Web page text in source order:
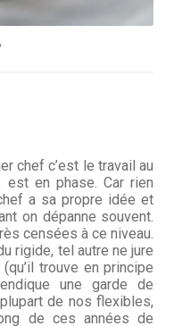
chef c’est le travail au
est en phase. Car rien
a sa propre idée et
on dépanne souvent.
censées à ce niveau.
rigide, tel autre ne jure
trouve en principe
une garde de
de nos flexibles,
de ces années de